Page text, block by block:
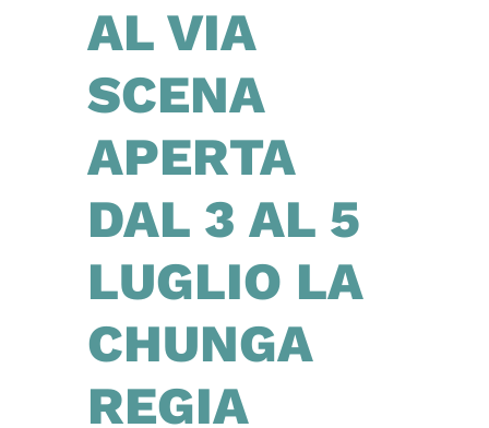
AL VIA
SCENA
APERTA
DAL 3 AL 5
LUGLIO LA
CHUNGA
REGIA